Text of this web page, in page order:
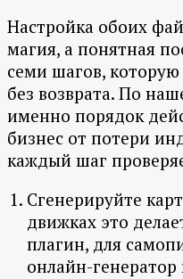
Настройка обоих
магия, а понятная
семи шагов, которую
без возврата. По
именно порядок
бизнес от потери
каждый шаг
Сгенерируйте
движках это
плагин, для
онлайн-генератор